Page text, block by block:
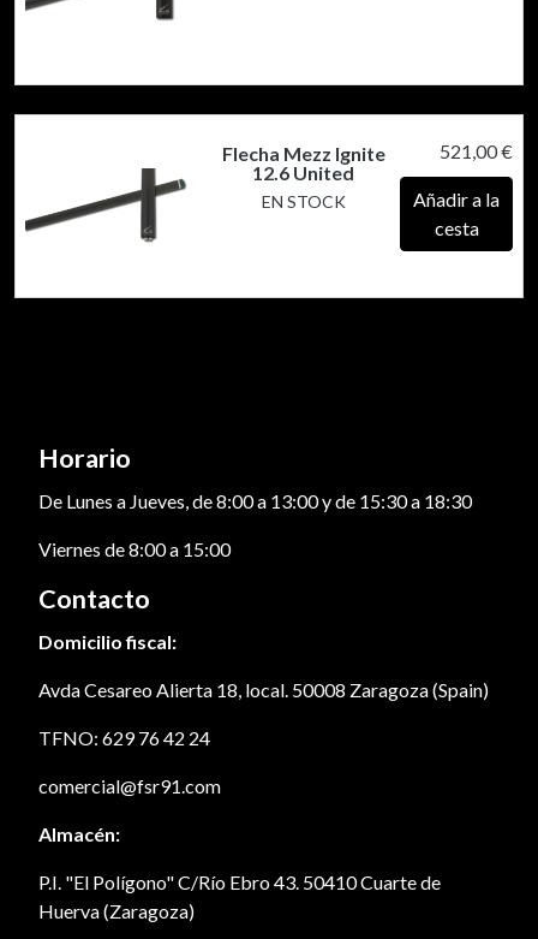
Flecha Mezz Ignite
12.6 United
EN STOCK
521,00 €
Añadir a la
cesta
Horario
De Lunes a Jueves, de 8:00 a 13:00 y de 15:30 a 18:30
Viernes de 8:00 a 15:00
Contacto
Domicilio fiscal:
Avda Cesareo Alierta 18, local. 50008 Zaragoza (Spain)
TFNO: 629 76 42 24
comercial@fsr91.com
Almacén:
P.I. "El Polígono" C/Río Ebro 43. 50410 Cuarte de
Huerva (Zaragoza)